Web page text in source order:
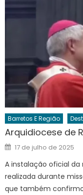
Barretos E Região
Arquidiocese de
Posted
on
17 de julho de 2025
A instalação oficial da
realizada durante
que também